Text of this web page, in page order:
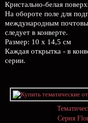
Кристально-белая
На обороте поле для
международным
следует в конверте.
Размер: 10 х 14,5 см
Каждая открытка - в
серии.
Серия